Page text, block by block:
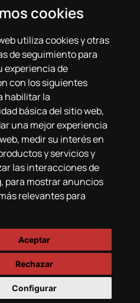
cookies
utiliza cookies y otras
de seguimiento para
experiencia de
con los siguientes
habilitar la
básica del sitio web,
una mejor experiencia
, medir su interés en
y servicios y
las interacciones de
, para mostrar anuncios
relevantes para
Aceptar
Rechazar
Configurar
La Empresa
Sistemas
Formación
Contacta
. Todos los derechos
de privacidad Plan de igualdad